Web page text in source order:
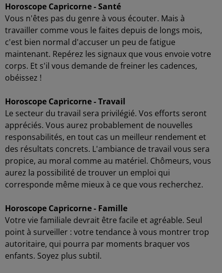
Horoscope Capricorne - Santé
Vous n'êtes pas du genre à vous écouter. Mais à
travailler comme vous le faites depuis de longs mois,
c'est bien normal d'accuser un peu de fatigue
maintenant. Repérez les signaux que vous envoie votre
corps. Et s'il vous demande de freiner les cadences,
obéissez !
Horoscope Capricorne - Travail
Le secteur du travail sera privilégié. Vos efforts seront
appréciés. Vous aurez probablement de nouvelles
responsabilités, en tout cas un meilleur rendement et
des résultats concrets. L'ambiance de travail vous sera
propice, au moral comme au matériel. Chômeurs, vous
aurez la possibilité de trouver un emploi qui
corresponde même mieux à ce que vous recherchez.
Horoscope Capricorne - Famille
Votre vie familiale devrait être facile et agréable. Seul
point à surveiller : votre tendance à vous montrer trop
autoritaire, qui pourra par moments braquer vos
enfants. Soyez plus subtil.